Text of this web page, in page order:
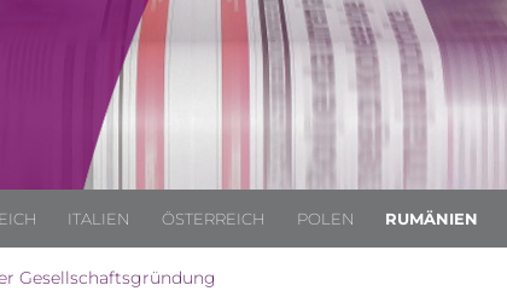
ITALIEN ÖSTERREICH POLEN RUMÄNIEN
Gesellschaftsgründung